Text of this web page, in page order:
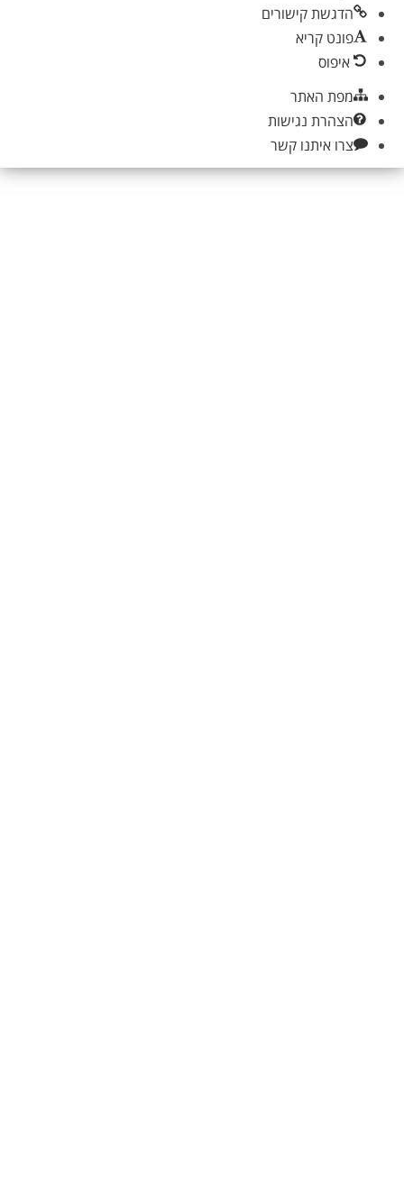
הדגשת קישורים
פונט קריא
איפוס
מפת האתר
הצהרת נגישות
צרו איתנו קשר